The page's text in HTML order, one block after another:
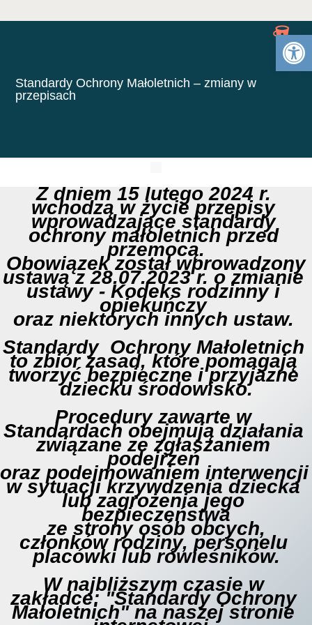
Standardy Ochrony Małoletnich – zmiany w
przepisach
Z dniem 15 lutego 2024 r.
wchodzą w życie przepisy
wprowadzające standardy
ochrony małoletnich przed
przemocą.
ustawą z 28.07.2023 r. o zmianie
ustawy - Kodeks rodzinny i
opiekuńczy
oraz niektórych innych ustaw.
Standardy  Ochrony Małoletnich
to zbiór zasad, które pomagają
tworzyć bezpieczne i przyjazne
dziecku środowisko.
Procedury zawarte w
Standardach obejmują działania
związane ze zgłaszaniem
podejrzeń
oraz podejmowaniem interwencji
w sytuacji krzywdzenia dziecka
lub zagrożenia jego
bezpieczeństwa
członków rodziny, personelu
placówki lub rówieśników.
W najbliższym czasie w
zakładce: "Standardy Ochrony
Małoletnich" na naszej stronie